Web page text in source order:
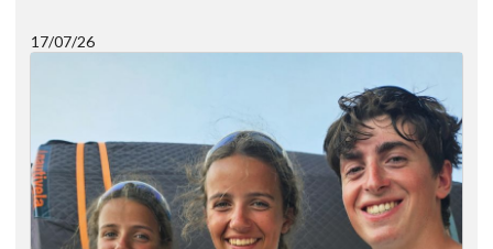
17/07/26